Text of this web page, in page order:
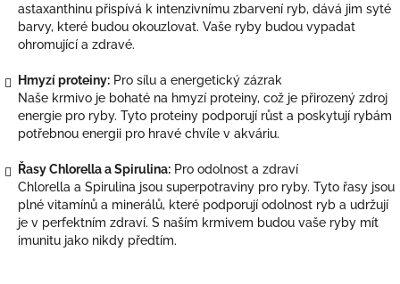
astaxanthinu přispívá k intenzivnímu zbarvení ryb, dává jim syté
barvy, které budou okouzlovat. Vaše ryby budou vypadat
ohromující a zdravé.
Hmyzí proteiny: Pro sílu a energetický zázrak
Naše krmivo je bohaté na hmyzí proteiny, což je přirozený zdroj
energie pro ryby. Tyto proteiny podporují růst a poskytují rybám
potřebnou energii pro hravé chvíle v akváriu.
Řasy Chlorella a Spirulina: Pro odolnost a zdraví
Chlorella a Spirulina jsou superpotraviny pro ryby. Tyto řasy jsou
plné vitamínů a minerálů, které podporují odolnost ryb a udržují
je v perfektním zdraví. S naším krmivem budou vaše ryby mít
imunitu jako nikdy předtím.